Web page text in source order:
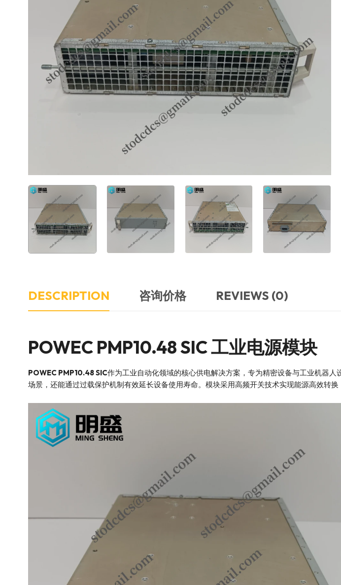
DESCRIPTION 咨询价格 REVIEWS (0)
POWEC PMP10.48 SIC 工业电源模块
POWEC PMP10.48 SIC作为工业自动化领域的核心供电解决方案，专为精密设备与工业机器人
场景，还能通过过载保护机制有效延长设备使用寿命。模块采用高频开关技术实现能源高效转